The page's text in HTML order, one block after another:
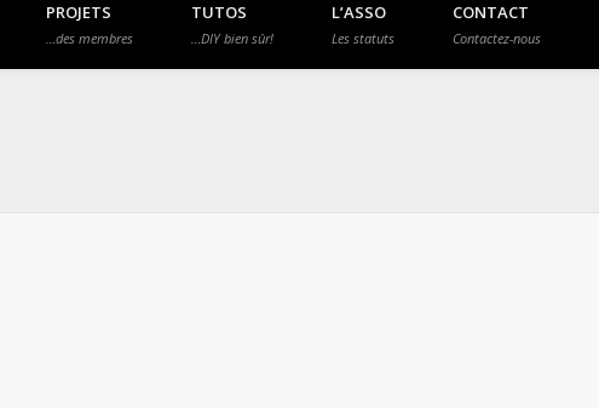
PROJETS
…des membres
TUTOS
…DIY bien sûr!
L’ASSO
Les statuts
CONTACT
Contactez-nous